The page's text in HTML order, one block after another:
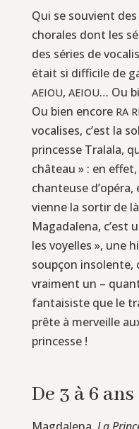
Qui se souvient
chorales dont les
des séries de
était si difficile de
AEIOU, AEIOU… Ou
Ou bien encore RA
vocalises, c’est la
princesse Tralala,
château » : en
chanteuse
vienne la sortir de
Magadalena, c’est
les voyelles », une
soupçon insolente,
vraiment un –
fantaisiste que le
prête à merveille
princesse !
De 3 à 6 ans